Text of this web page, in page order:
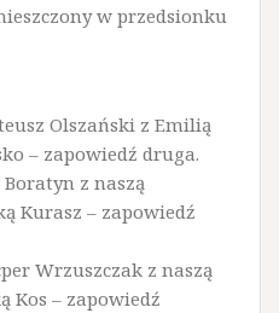
w przedsionku
Olszański z Emilią
– zapowiedź druga.
z naszą
Kurasz – zapowiedź
Wrzuszczak z naszą
Kos – zapowiedź